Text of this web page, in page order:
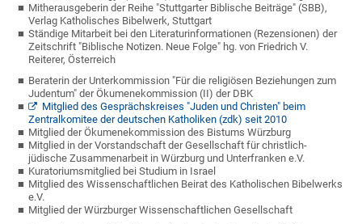
Mitherausgeberin der Reihe "Stuttgarter Biblische Beiträge" (SBB),
Verlag Katholisches Bibelwerk, Stuttgart
Ständige Mitarbeit bei den Literaturinformationen (Rezensionen) der
Zeitschrift "Biblische Notizen. Neue Folge" hg. von Friedrich V.
Reiterer, Österreich
Beraterin der Unterkommission "Für die religiösen Beziehungen zum
Judentum" der Ökumenekommission (II) der DBK
Mitglied des Gesprächskreises "Juden und Christen" beim
Zentralkomitee der deutschen Katholiken (zdk) seit 2010
Mitglied der Ökumenekommission des Bistums Würzburg
Mitglied in der Vorstandschaft der Gesellschaft für christlich-
jüdische Zusammenarbeit in Würzburg und Unterfranken e.V.
Kuratoriumsmitglied bei Studium in Israel
Mitglied des Wissenschaftlichen Beirat des Katholischen Bibelwerks
e.V.
Mitglied der Würzburger Wissenschaftlichen Gesellschaft